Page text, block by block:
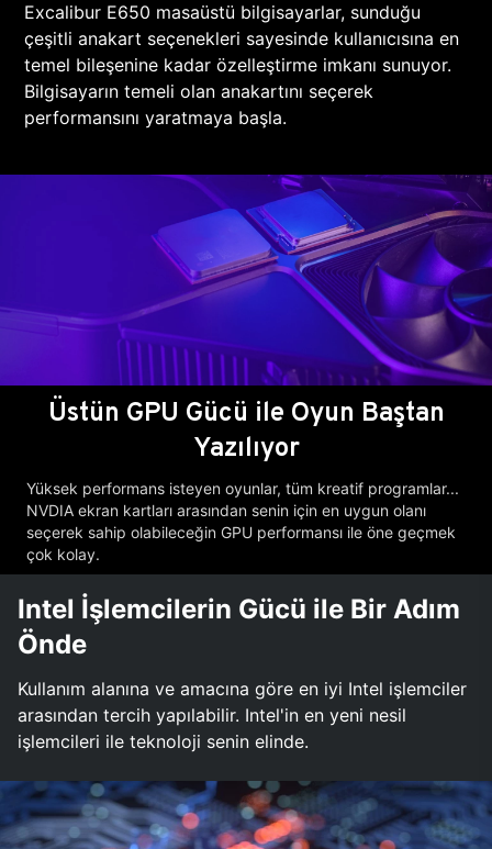
Excalibur E650 masaüstü bilgisayarlar, sunduğu
çeşitli anakart seçenekleri sayesinde kullanıcısına en
temel bileşenine kadar özelleştirme imkanı sunuyor.
Bilgisayarın temeli olan anakartını seçerek
performansını yaratmaya başla.
Üstün GPU Gücü ile Oyun Baştan
Yazılıyor
Yüksek performans isteyen oyunlar, tüm kreatif programlar...
NVDIA ekran kartları arasından senin için en uygun olanı
seçerek sahip olabileceğin GPU performansı ile öne geçmek
çok kolay.
Intel İşlemcilerin Gücü ile Bir Adım
Önde
Kullanım alanına ve amacına göre en iyi Intel işlemciler
arasından tercih yapılabilir. Intel'in en yeni nesil
işlemcileri ile teknoloji senin elinde.